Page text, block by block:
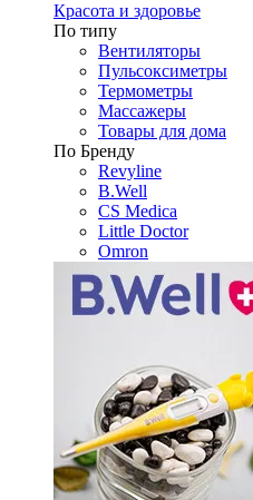
Красота и здоровье
По типу
Вентиляторы
Пульсоксиметры
Термометры
Массажеры
Товары для дома
По Бренду
Revyline
B.Well
CS Medica
Little Doctor
Omron